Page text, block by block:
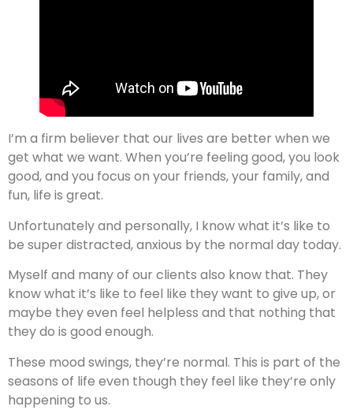
I’m a firm believer that our lives are better when we
get what we want. When you’re feeling good, you look
good, and you focus on your friends, your family, and
fun, life is great.
Unfortunately and personally, I know what it’s like to
be super distracted, anxious by the normal day today.
Myself and many of our clients also know that. They
know what it’s like to feel like they want to give up, or
maybe they even feel helpless and that nothing that
they do is good enough.
These mood swings, they’re normal. This is part of the
seasons of life even though they feel like they’re only
happening to us.